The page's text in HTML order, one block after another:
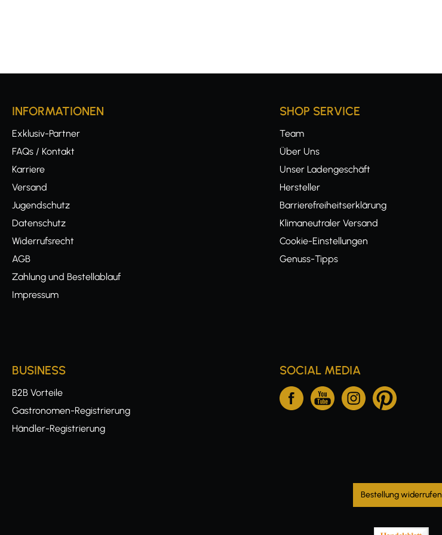
INFORMATIONEN
Exklusiv-Partner
FAQs / Kontakt
Karriere
Versand
Jugendschutz
Datenschutz
Widerrufsrecht
AGB
Zahlung und Bestellablauf
Impressum
SHOP SERVICE
Team
Über Uns
Unser Ladengeschäft
Hersteller
Barrierefreiheitserklärung
Klimaneutraler Versand
Cookie-Einstellungen
Genuss-Tipps
BUSINESS
B2B Vorteile
Gastronomen-Registrierung
Händler-Registrierung
SOCIAL MEDIA
Bestellung widerrufen